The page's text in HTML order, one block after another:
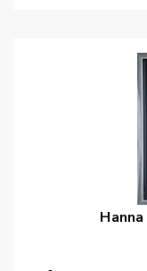
Hanna